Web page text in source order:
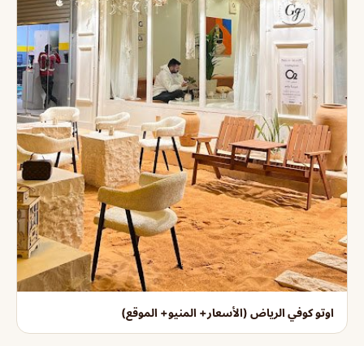
اوتو كوفي الرياض (الأسعار+ المنيو+ الموقع)